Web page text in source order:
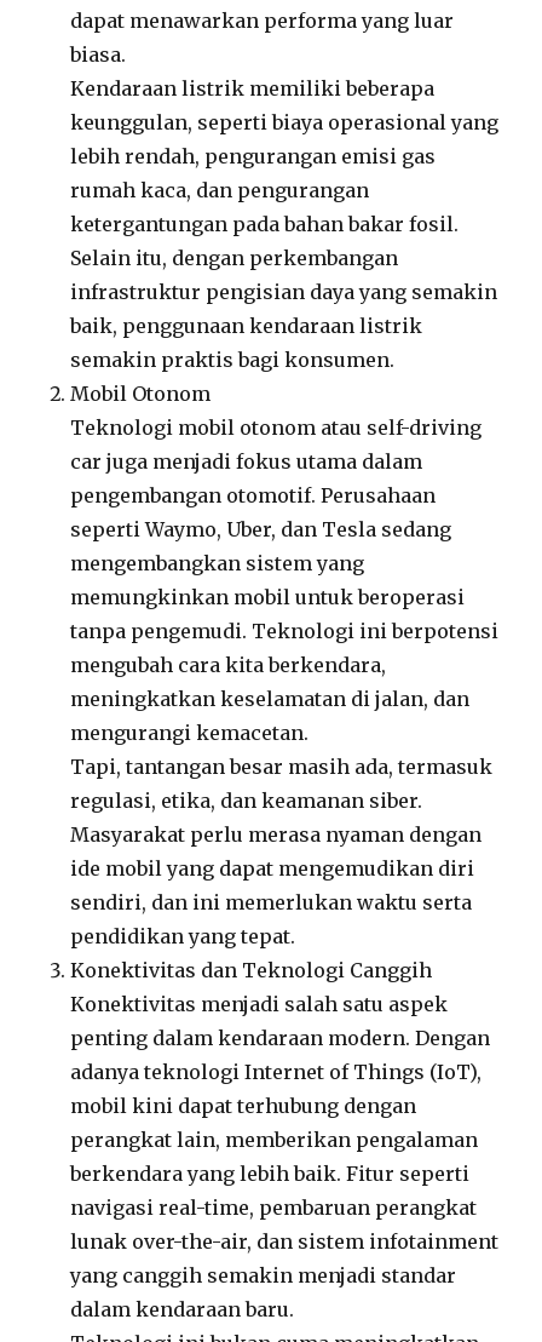
dapat menawarkan performa yang luar
biasa.
Kendaraan listrik memiliki beberapa
keunggulan, seperti biaya operasional yang
lebih rendah, pengurangan emisi gas
rumah kaca, dan pengurangan
ketergantungan pada bahan bakar fosil.
Selain itu, dengan perkembangan
infrastruktur pengisian daya yang semakin
baik, penggunaan kendaraan listrik
semakin praktis bagi konsumen.
Mobil Otonom
Teknologi mobil otonom atau self-driving
car juga menjadi fokus utama dalam
pengembangan otomotif. Perusahaan
seperti Waymo, Uber, dan Tesla sedang
mengembangkan sistem yang
memungkinkan mobil untuk beroperasi
tanpa pengemudi. Teknologi ini berpotensi
mengubah cara kita berkendara,
meningkatkan keselamatan di jalan, dan
mengurangi kemacetan.
Tapi, tantangan besar masih ada, termasuk
regulasi, etika, dan keamanan siber.
Masyarakat perlu merasa nyaman dengan
ide mobil yang dapat mengemudikan diri
sendiri, dan ini memerlukan waktu serta
pendidikan yang tepat.
Konektivitas dan Teknologi Canggih
Konektivitas menjadi salah satu aspek
penting dalam kendaraan modern. Dengan
adanya teknologi Internet of Things (IoT),
mobil kini dapat terhubung dengan
perangkat lain, memberikan pengalaman
berkendara yang lebih baik. Fitur seperti
navigasi real-time, pembaruan perangkat
lunak over-the-air, dan sistem infotainment
yang canggih semakin menjadi standar
dalam kendaraan baru.